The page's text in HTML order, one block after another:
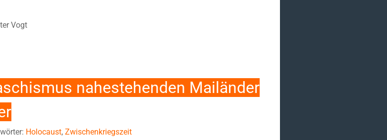
Vogt
nahestehenden Mailänder
Holocaust, Zwischenkriegszeit